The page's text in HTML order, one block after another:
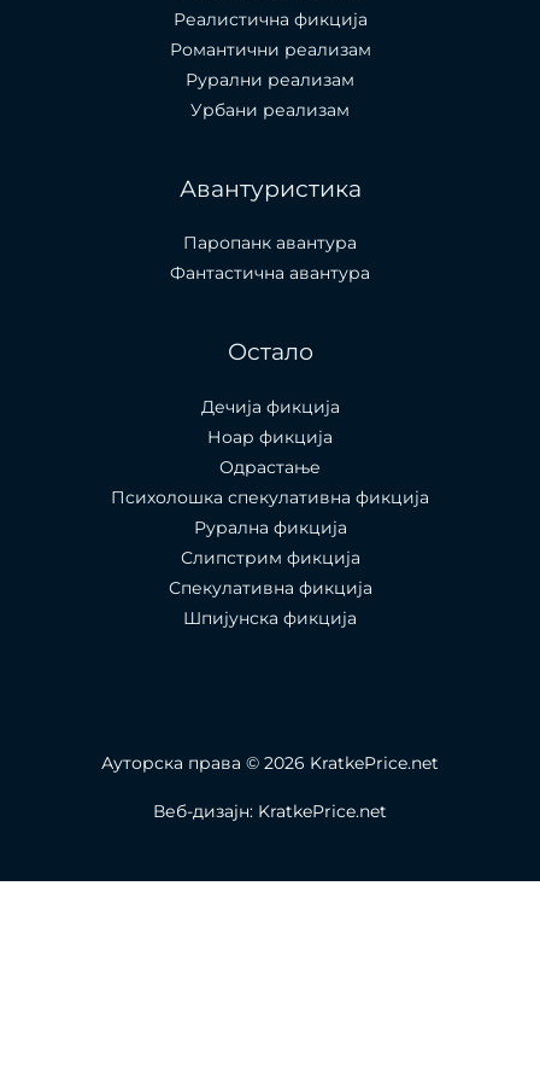
Реалистична фикција
Романтични реализам
Рурални реализам
Урбани реализам
Авантуристика
Паропанк авантура
Фантастична авантура
Остало
Дечија фикција
Ноар фикција
Одрастање
Психолошка спекулативна фикција
Рурална фикција
Слипстрим фикција
Спекулативна фикција
Шпијунска фикција
Ауторска права © 2026 KratkePrice.net
Веб-дизајн: KratkePrice.net